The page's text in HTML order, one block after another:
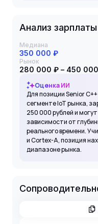
Анализ зарплаты
Медиана
350 000 ₽
Рынок
280 000 ₽ – 450
Оценка ИИ
Для позиции Senior
сегменте IoT рынка,
250 000 рублей и
зависимости от
реального времени.
и Cortex-A, позиция
диапазоне рынка.